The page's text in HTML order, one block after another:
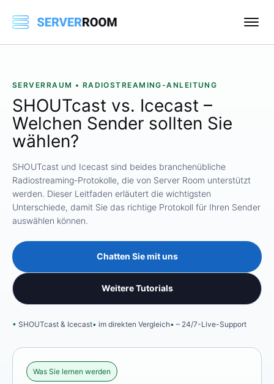
SERVERRAUM • RADIOSTREAMING-ANLEITUNG
SHOUTcast vs. Icecast –
Welchen Sender sollten Sie
wählen?
SHOUTcast und Icecast sind beides branchenübliche
Radiostreaming-Protokolle, die von Server Room unterstützt
werden. Dieser Leitfaden erläutert die wichtigsten
Unterschiede, damit Sie das richtige Protokoll für Ihren Sender
auswählen können.
Chatten Sie mit uns
Weitere Tutorials
SHOUTcast & Icecast im direkten Vergleich – 24/7-Live-Support
Was Sie lernen werden